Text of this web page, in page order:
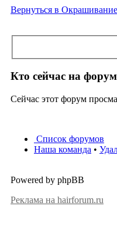
Вернуться в
Кто сейчас на
Сейчас этот форум
Список форумов
Наша команда •
Powered by phpBB
Реклама на hairforum.ru